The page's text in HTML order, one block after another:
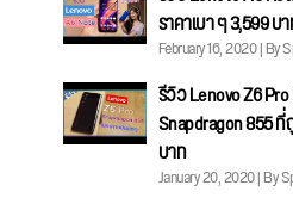
ราคาเบา ๆ 3,599 บ
February 16, 2020 | By
รีวิว Lenovo Z6
Snapdragon 855
บาท
January 20, 2020 | By